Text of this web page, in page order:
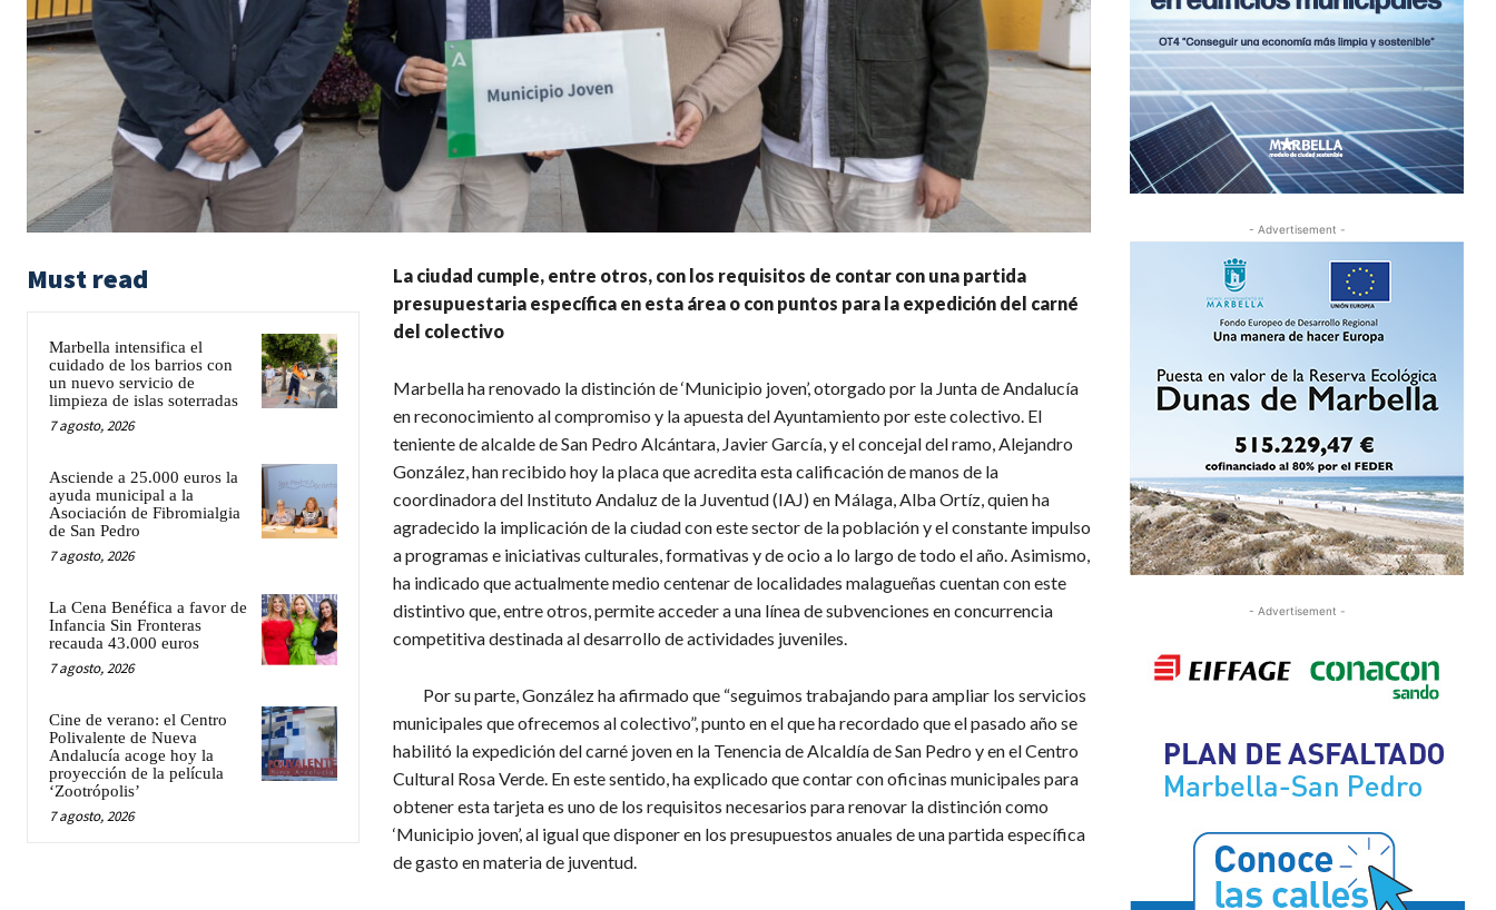
Must read
Marbella intensifica el
cuidado de los barrios con
un nuevo servicio de
limpieza de islas soterradas
7 agosto, 2026
Asciende a 25.000 euros la
ayuda municipal a la
Asociación de Fibromialgia
de San Pedro
7 agosto, 2026
La Cena Benéfica a favor de
Infancia Sin Fronteras
recauda 43.000 euros
7 agosto, 2026
Cine de verano: el Centro
Polivalente de Nueva
Andalucía acoge hoy la
proyección de la película
‘Zootrópolis’
7 agosto, 2026
La ciudad cumple, entre otros, con los requisitos de contar con una partida
presupuestaria específica en esta área o con puntos para la expedición del carné
del colectivo
Marbella ha renovado la distinción de ‘Municipio joven’, otorgado por la Junta de Andalucía
en reconocimiento al compromiso y la apuesta del Ayuntamiento por este colectivo. El
teniente de alcalde de San Pedro Alcántara, Javier García, y el concejal del ramo, Alejandro
González, han recibido hoy la placa que acredita esta calificación de manos de la
coordinadora del Instituto Andaluz de la Juventud (IAJ) en Málaga, Alba Ortíz, quien ha
agradecido la implicación de la ciudad con este sector de la población y el constante impulso
a programas e iniciativas culturales, formativas y de ocio a lo largo de todo el año. Asimismo,
ha indicado que actualmente medio centenar de localidades malagueñas cuentan con este
distintivo que, entre otros, permite acceder a una línea de subvenciones en concurrencia
competitiva destinada al desarrollo de actividades juveniles.
Por su parte, González ha afirmado que “seguimos trabajando para ampliar los servicios
municipales que ofrecemos al colectivo”, punto en el que ha recordado que el pasado año se
habilitó la expedición del carné joven en la Tenencia de Alcaldía de San Pedro y en el Centro
Cultural Rosa Verde. En este sentido, ha explicado que contar con oficinas municipales para
obtener esta tarjeta es uno de los requisitos necesarios para renovar la distinción como
‘Municipio joven’, al igual que disponer en los presupuestos anuales de una partida específica
de gasto en materia de juventud.
- Advertisement -
- Advertisement -